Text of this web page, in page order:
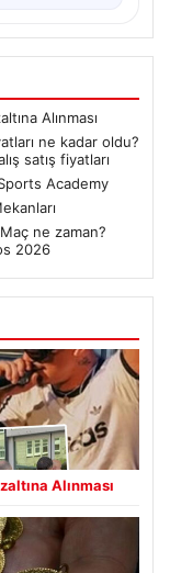
Alınması
ne kadar oldu?
satış fiyatları
Academy
ne zaman?
2026
Alınması